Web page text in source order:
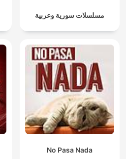
مسلسلات سورية وعربية
No Pasa Nada